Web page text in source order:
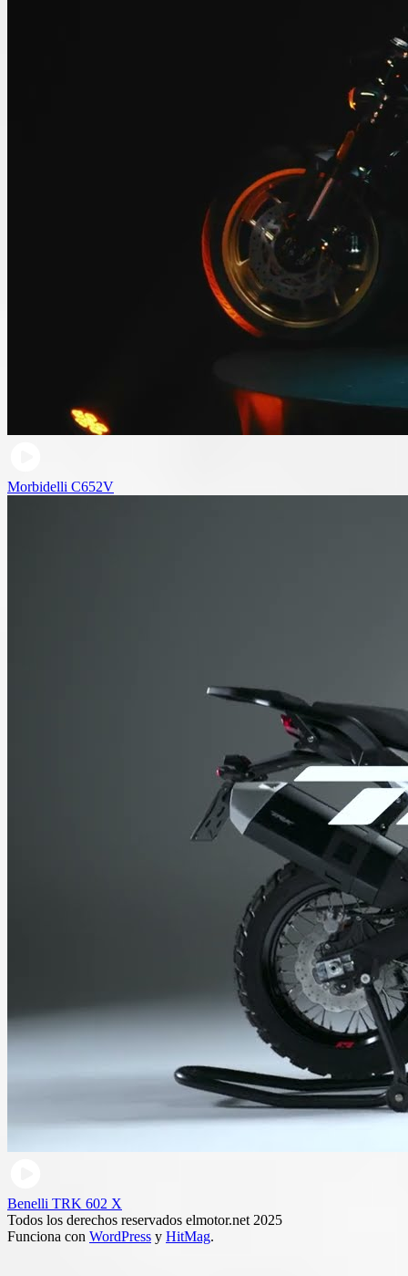
Morbidelli C652V
Benelli TRK 602 X
Todos los derechos reservados elmotor.net 2025
Funciona con WordPress y HitMag.